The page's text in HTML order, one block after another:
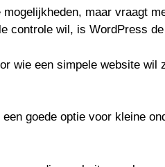
maar vraagt
controle wil, is WordPress
wie een simpele website wil
goede optie voor kleine